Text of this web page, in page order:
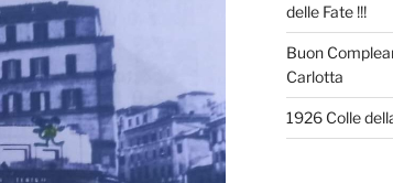
delle Fate !!!
Buon
Carlotta
1926 Colle